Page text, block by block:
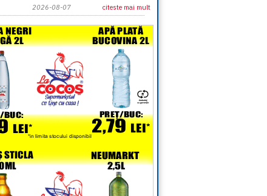
2026-08-07 citeste mai mult